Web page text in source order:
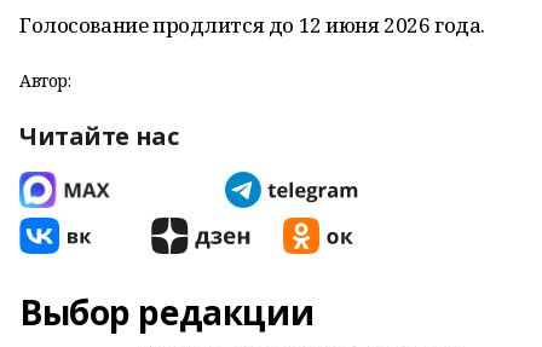
Голосование продлится до 12 июня 2026 года.
Автор:
Читайте нас
Выбор редакции